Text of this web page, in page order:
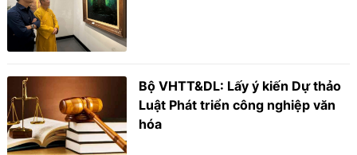
Bộ VHTT&DL: Lấy ý kiến Dự thảo
Luật Phát triển công nghiệp văn
hóa